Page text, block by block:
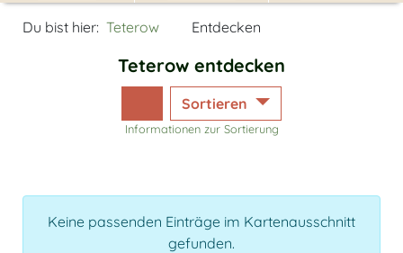
Du bist hier: Teterow Entdecken
Teterow entdecken
Sortieren
Informationen zur Sortierung
Keine passenden Einträge im Kartenausschnitt
gefunden.